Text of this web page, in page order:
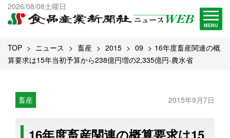
2026/08/08土曜日
MENU
出版物一覧へ
試読・購読申し込み
TOP ニュース 畜産 2015 09
16年度畜産関連の概
算要求は15年当初予算から238億円増の2,335億円-農水省
畜産 2015年9月7日
16年度畜産関連の概算要求は15